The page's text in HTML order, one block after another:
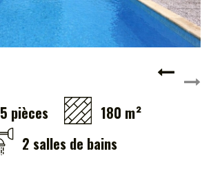
5 pièces
180 m²
2 salles de bains